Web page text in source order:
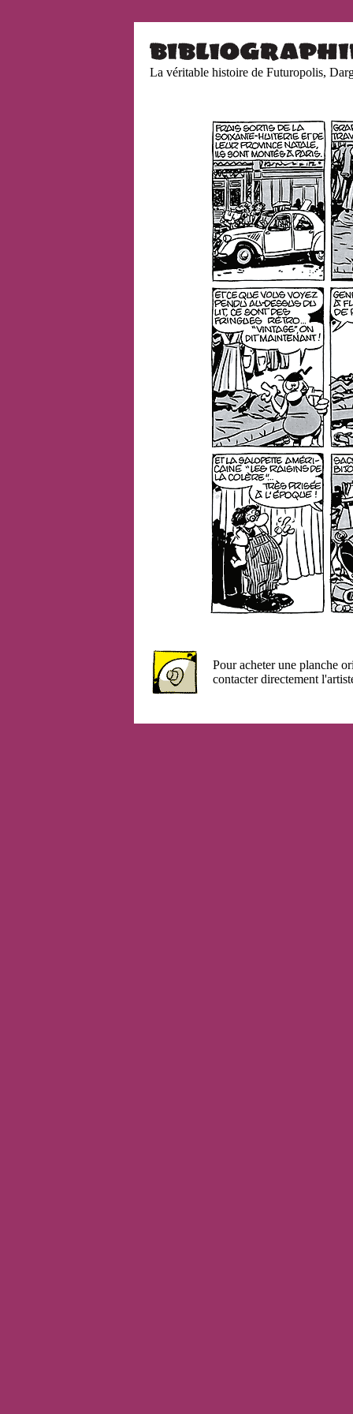
La véritable histoire de Futuropolis,
Pour acheter une planche
contacter directement